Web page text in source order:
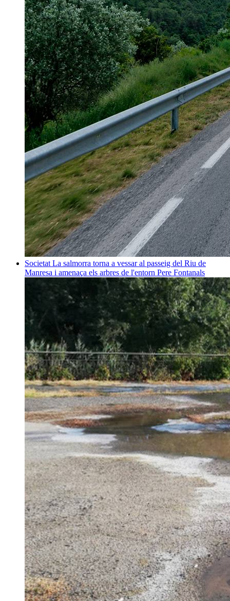
Societat La salmorra torna a vessar al passeig del Riu de
Manresa i amenaça els arbres de l'entorn Pere Fontanals